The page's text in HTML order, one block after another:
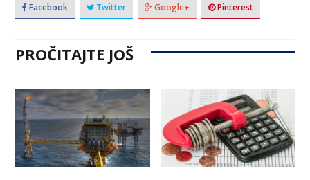
Facebook Twitter Google+ Pinterest
PROČITAJTE JOŠ